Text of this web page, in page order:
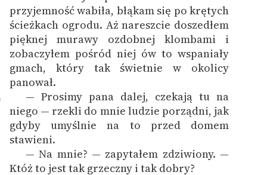
przyjemność wabiła, błąkam się po krętych
ścieżkach ogrodu. Aż nareszcie doszedłem
pięknej murawy ozdobnej klombami i
zobaczyłem pośród niej ów to wspaniały
gmach, który tak świetnie w okolicy
panował.
— Prosimy pana dalej, czekają tu na
niego — rzekli do mnie ludzie porządni, jak
gdyby umyślnie na to przed domem
stawieni.
— Na mnie? — zapytałem zdziwiony. —
Któż to jest tak grzeczny i tak dobry?